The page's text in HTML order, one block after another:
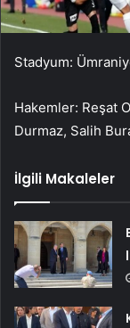
Stadyum:
Hakemler: Reşat
Durmaz, Salih
İlgili Makaleler